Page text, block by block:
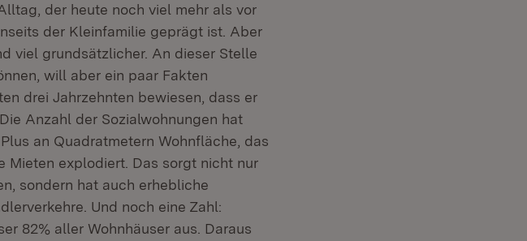
der heute noch viel mehr als vor
der Kleinfamilie geprägt ist. Aber
viel grundsätzlicher. An dieser Stelle
will aber ein paar Fakten
drei Jahrzehnten bewiesen, dass er
Anzahl der Sozialwohnungen hat
an Quadratmetern Wohnfläche, das
Mieten explodiert. Das sorgt nicht nur
sondern hat auch erhebliche
Und noch eine Zahl:
82% aller Wohnhäuser aus. Daraus